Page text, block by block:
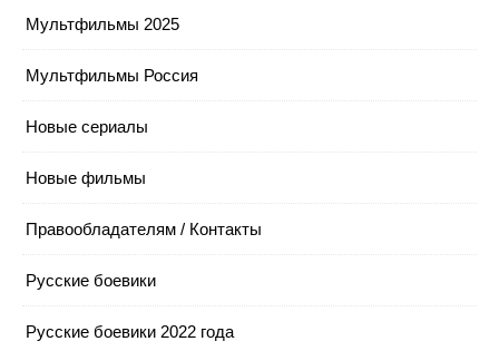
Мультфильмы 2025
Мультфильмы Россия
Новые сериалы
Новые фильмы
Правообладателям / Контакты
Русские боевики
Русские боевики 2022 года